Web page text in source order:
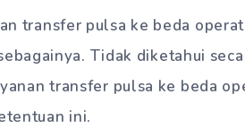
transfer pulsa ke beda
Tidak diketahui
transfer pulsa ke beda
ini.